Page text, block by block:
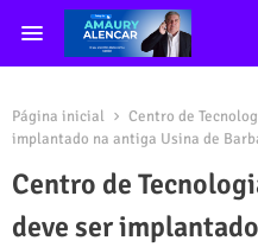
Página inicial
Centro de
implantado na antiga Usina de
Centro de
deve ser